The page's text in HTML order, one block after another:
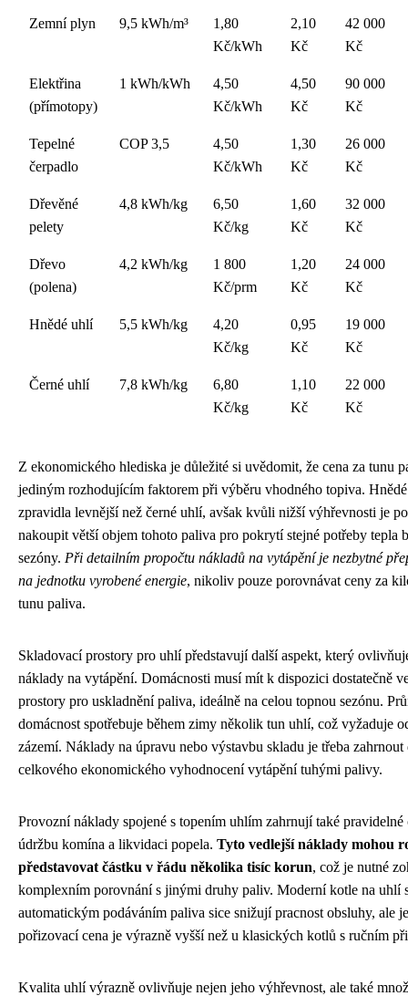
Zemní plyn 9,5 kWh/m³
1,80
Kč/kWh
2,10
Kč
42 000
Kč
Elektřina
(přímotopy)
1 kWh/kWh
4,50
Kč/kWh
4,50
Kč
90 000
Kč
Tepelné
čerpadlo
COP 3,5
4,50
Kč/kWh
1,30
Kč
26 000
Kč
Dřevěné
pelety
4,8 kWh/kg
6,50
Kč/kg
1,60
Kč
32 000
Kč
Dřevo
(polena)
4,2 kWh/kg
1 800
Kč/prm
1,20
Kč
24 000
Kč
Hnědé uhlí 5,5 kWh/kg
4,20
Kč/kg
0,95
Kč
19 000
Kč
Černé uhlí 7,8 kWh/kg
6,80
Kč/kg
1,10
Kč
22 000
Kč
Z ekonomického hlediska je důležité si uvědomit, že cena za tunu
jediným rozhodujícím faktorem při výběru vhodného topiva.
zpravidla levnější než černé uhlí, avšak kvůli nižší výhřevnosti je
nakoupit větší objem tohoto paliva pro pokrytí stejné potřeby tepla
sezóny. Při detailním propočtu nákladů na vytápění je nezbytné
na jednotku vyrobené energie, nikoliv pouze porovnávat ceny za
tunu paliva.
Skladovací prostory pro uhlí představují další aspekt, který
náklady na vytápění. Domácnosti musí mít k dispozici dostatečně
prostory pro uskladnění paliva, ideálně na celou topnou sezónu.
domácnost spotřebuje během zimy několik tun uhlí, což vyžaduje
zázemí. Náklady na úpravu nebo výstavbu skladu je třeba zahrnout
celkového ekonomického vyhodnocení vytápění tuhými palivy.
Provozní náklady spojené s topením uhlím zahrnují také pravidelné
údržbu komína a likvidaci popela. Tyto vedlejší náklady mohou
představovat částku v řádu několika tisíc korun, což je nutné
komplexním porovnání s jinými druhy paliv. Moderní kotle na uhlí
automatickým podáváním paliva sice snižují pracnost obsluhy, ale
pořizovací cena je výrazně vyšší než u klasických kotlů s ručním
Kvalita uhlí výrazně ovlivňuje nejen jeho výhřevnost, ale také